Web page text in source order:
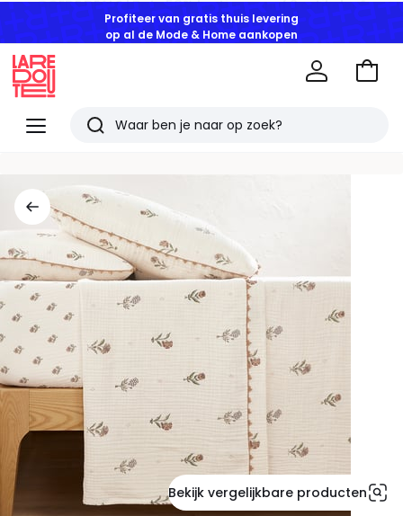
Profiteer van gratis thuis levering
op al de Mode & Home aankopen
Menu
Redoute
Zoeken
bekeken
artikelen
Naar
Bekijk vergelijkbare producten